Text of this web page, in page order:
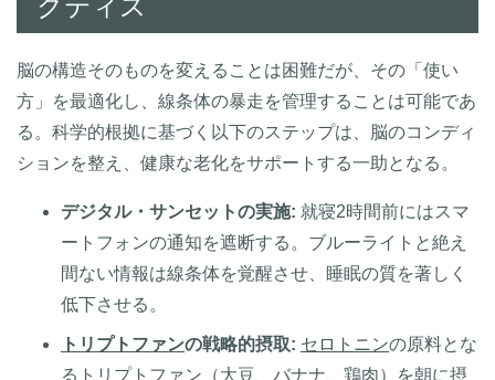
脳の構造そのものを変えることは困難だが、その「使い
方」を最適化し、線条体の暴走を管理することは可能であ
る。科学的根拠に基づく以下のステップは、脳のコンディ
ションを整え、健康な老化をサポートする一助となる。
デジタル・サンセットの実施: 就寝2時間前にはスマ
ートフォンの通知を遮断する。ブルーライトと絶え
間ない情報は線条体を覚醒させ、睡眠の質を著しく
低下させる。
トリプトファンの戦略的摂取: セロトニンの原料とな
るトリプトファン（大豆、バナナ、鶏肉）を朝に摂